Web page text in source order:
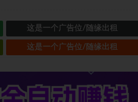
这是一个广告位/随缘出租
这是一个广告位/随缘出租